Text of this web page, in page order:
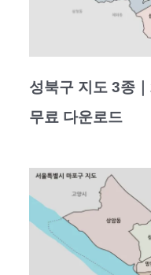
성북구 지도 3종
무료 다운로드